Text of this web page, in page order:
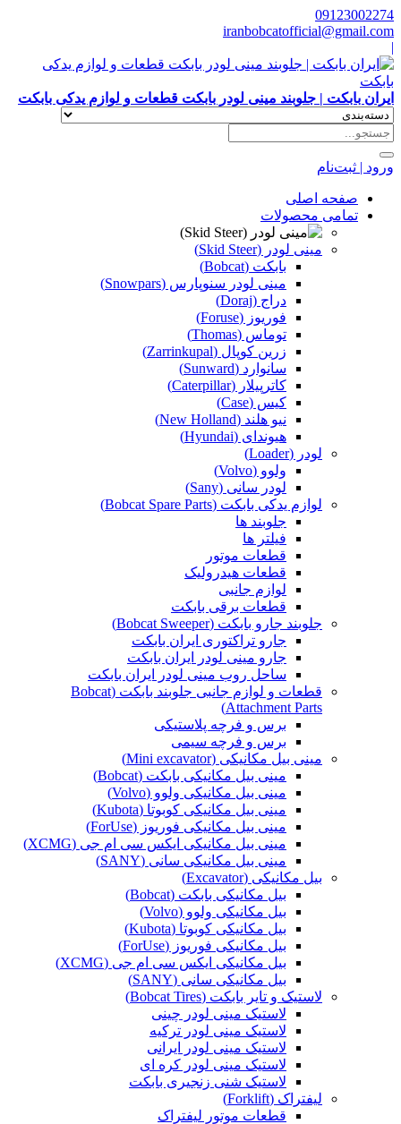
09123002274
iranbobcatofficial@gmail.com
|
ایران بابکت | جلوبند مینی لودر بابکت قطعات و لوازم یدکی بابکت
ورود | ثبت‌نام
صفحه اصلی
تمامی محصولات
مینی لودر (Skid Steer)
بابکت (Bobcat)
مینی لودر سنوپارس (Snowpars)
دراج (Doraj)
فوریوز (Foruse)
توماس (Thomas)
زرین کوپال (Zarrinkupal)
سانوارد (Sunward)
کاترپیلار (Caterpillar)
کیس (Case)
نیو هلند (New Holland)
هیوندای (Hyundai)
لودر (Loader)
ولوو (Volvo)
لودر سانی (Sany)
لوازم یدکی بابکت (Bobcat Spare Parts)
جلوبند ها
فیلتر ها
قطعات موتور
قطعات هیدرولیک
لوازم جانبی
قطعات برقی بابکت
جلوبند جارو بابکت (Bobcat Sweeper)
جارو تراکتوری ایران بابکت
جارو مینی لودر ایران بابکت
ساحل روب مینی لودر ایران بابکت
قطعات و لوازم جانبی جلوبند بابکت (Bobcat
Attachment Parts)
برس و فرچه پلاستیکی
برس و فرچه سیمی
مینی بیل مکانیکی (Mini excavator)
مینی بیل مکانیکی بابکت (Bobcat)
مینی بیل مکانیکی ولوو (Volvo)
مینی بیل مکانیکی کوبوتا (Kubota)
مینی بیل مکانیکی فوریوز (ForUse)
مینی بیل مکانیکی ایکس سی ام جی (XCMG)
مینی بیل مکانیکی سانی (SANY)
بیل مکانیکی (Excavator)
بیل مکانیکی بابکت (Bobcat)
بیل مکانیکی ولوو (Volvo)
بیل مکانیکی کوبوتا (Kubota)
بیل مکانیکی فوریوز (ForUse)
بیل مکانیکی ایکس سی ام جی (XCMG)
بیل مکانیکی سانی (SANY)
لاستیک و تایر بابکت (Bobcat Tires)
لاستیک مینی لودر چینی
لاستیک مینی لودر ترکیه
لاستیک مینی لودر ایرانی
لاستیک مینی لودر کره ای
لاستیک شنی زنجیری بابکت
لیفتراک (Forklift)
قطعات موتور لیفتراک